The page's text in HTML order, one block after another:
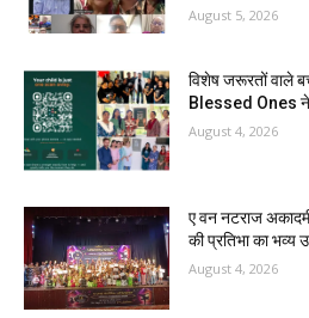
August 5, 2026
विशेष जरूरतों वाले
Blessed Ones ने
August 4, 2026
ए वन नटराज
की प्रतिभा का भव्य
August 4, 2026